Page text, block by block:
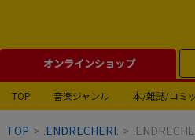
オンラインショップ
TOP 音楽ジャンル 本/雑誌/コミ
TOP > .ENDRECHERI. >